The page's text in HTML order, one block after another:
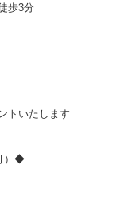
歩3分
トいたします
）◆